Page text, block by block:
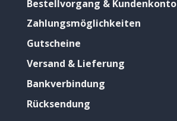
Bestellvorgang & Kundenkonto
Zahlungsmöglichkeiten
Gutscheine
Versand & Lieferung
Bankverbindung
Rücksendung